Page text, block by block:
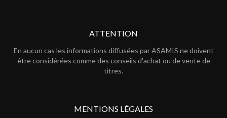
ATTENTION
En aucun cas les informations diffusées par ASAMIS ne doivent
être considérées comme des conseils d'achat ou de vente de
titres.
MENTIONS LÉGALES